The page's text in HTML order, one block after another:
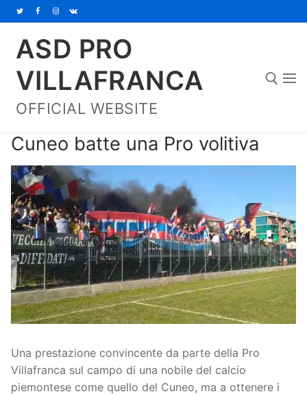
al
contenuto
ASD PRO
VILLAFRANCA
OFFICIAL WEBSITE
Home
Società
La Storia
Organigramma
Prima Squadra
Settore Giovanile
Cuneo batte una Pro volitiva
Una prestazione convincente da parte della Pro
Villafranca sul campo di una nobile del calcio
piemontese come quello del Cuneo, ma a ottenere i